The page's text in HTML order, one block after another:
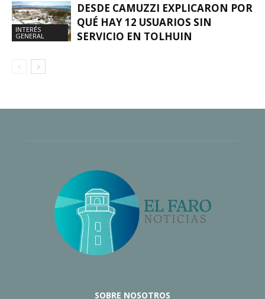
INTERÉS
GENERAL
DESDE CAMUZZI EXPLICARON POR
QUÉ HAY 12 USUARIOS SIN
SERVICIO EN TOLHUIN
SOBRE NOSOTROS